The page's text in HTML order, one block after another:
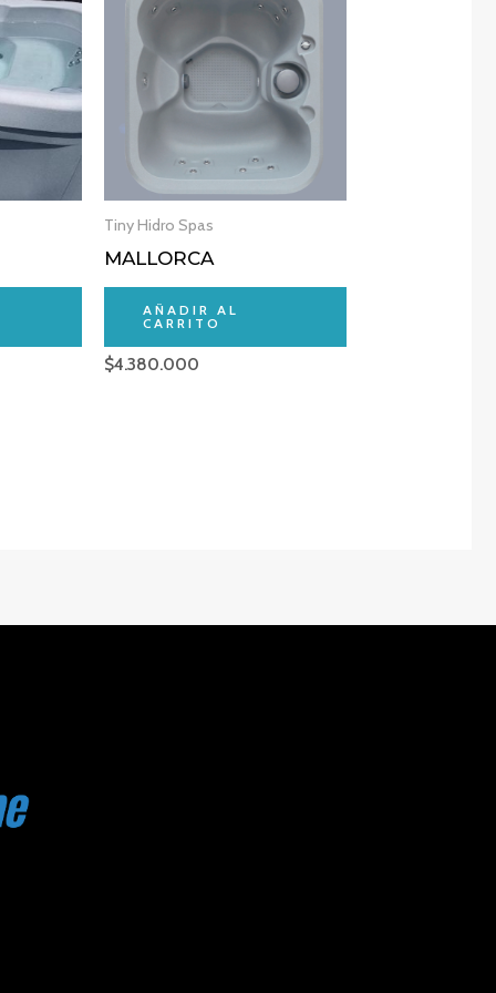
Tiny Hidro Spas
MALLORCA
AÑADIR AL
CARRITO
$4.380.000